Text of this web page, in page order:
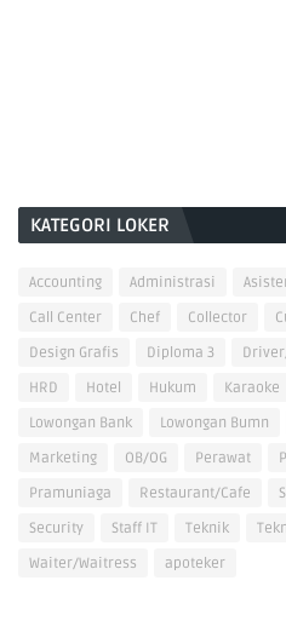
KATEGORI LOKER
Accounting Administrasi
Call Center
Chef Collector
Design Grafis
Diploma 3
HRD
Hotel Hukum Karaoke
Lowongan Bank
Lowongan Bumn
Marketing
OB/OG Perawat
Pramuniaga
Restaurant/Cafe
Security
Staff IT Teknik
Waiter/Waitress
apoteker